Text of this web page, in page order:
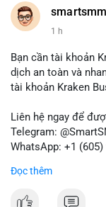
1 h
Bạn cần tài khoản
dịch an toàn và
tài khoản Kraken
Liên hệ ngay để
Telegram:
WhatsApp: +1 (605)
Đọc thêm